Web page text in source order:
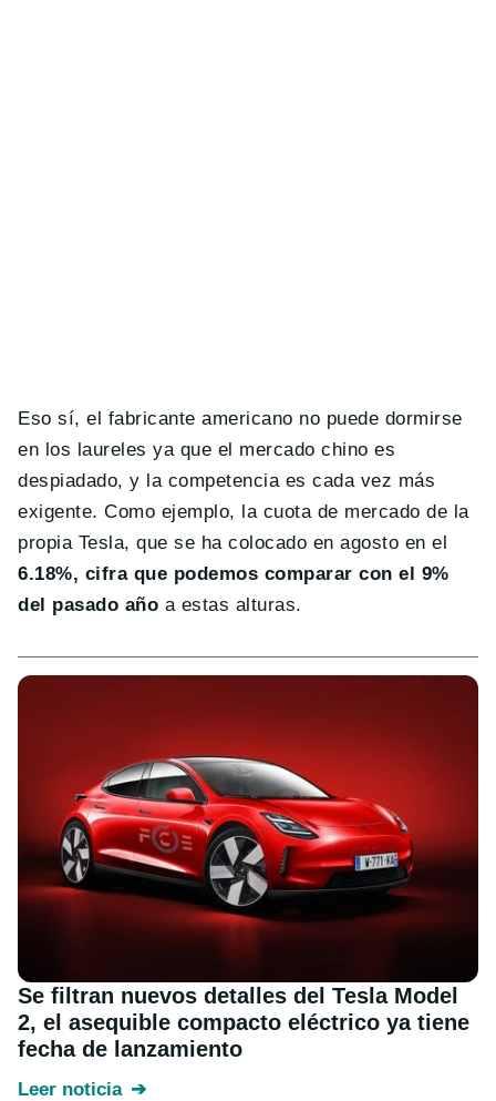
Eso sí, el fabricante americano no puede dormirse
en los laureles ya que el mercado chino es
despiadado, y la competencia es cada vez más
exigente. Como ejemplo, la cuota de mercado de la
propia Tesla, que se ha colocado en agosto en el
6.18%, cifra que podemos comparar con el 9%
del pasado año a estas alturas.
Se filtran nuevos detalles del Tesla Model
2, el asequible compacto eléctrico ya tiene
fecha de lanzamiento
Leer noticia